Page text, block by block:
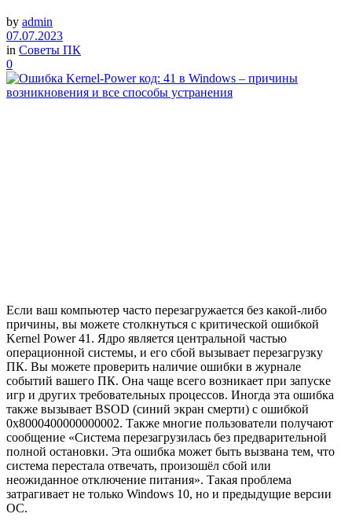
by admin
07.07.2023
in Советы ПК
0
Если ваш компьютер часто перезагружается без какой-либо
причины, вы можете столкнуться с критической ошибкой
Kernel Power 41. Ядро является центральной частью
операционной системы, и его сбой вызывает перезагрузку
ПК. Вы можете проверить наличие ошибки в журнале
событий вашего ПК. Она чаще всего возникает при запуске
игр и других требовательных процессов. Иногда эта ошибка
также вызывает BSOD (синий экран смерти) с ошибкой
0x8000400000000002. Также многие пользователи получают
сообщение «Система перезагрузилась без предварительной
полной остановки. Эта ошибка может быть вызвана тем, что
система перестала отвечать, произошёл сбой или
неожиданное отключение питания». Такая проблема
затрагивает не только Windows 10, но и предыдущие версии
ОС.